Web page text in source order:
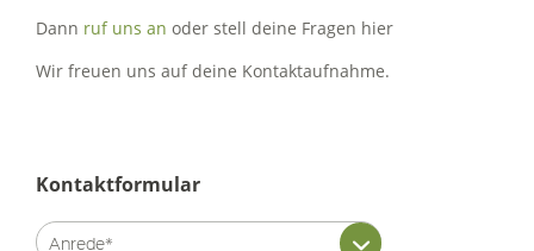
Dann ruf uns an oder stell deine Fragen hier
Wir freuen uns auf deine Kontaktaufnahme.
Kontaktformular